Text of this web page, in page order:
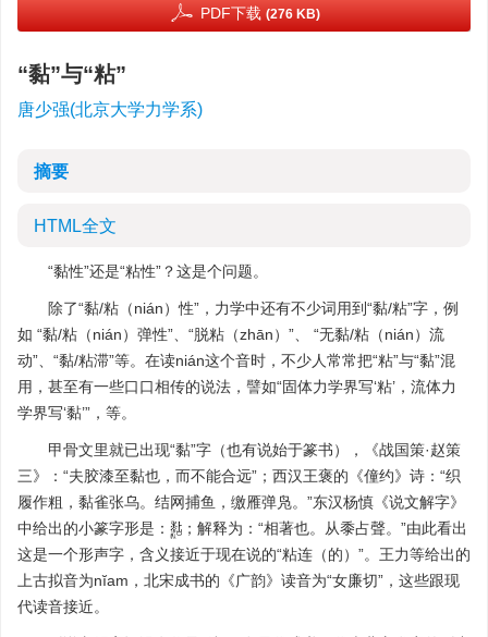
PDF下载 (276 KB)
“黏”与“粘”
唐少强(北京大学力学系)
摘要
HTML全文
“黏性”还是“粘性”？这是个问题。
除了“黏/粘（nián）性”，力学中还有不少词用到“黏/粘”字，例
如 “黏/粘（nián）弹性”、“脱粘（zhān）”、 “无黏/粘（nián）流
动”、“黏/粘滞”等。在读nián这个音时，不少人常常把“粘”与“黏”混
用，甚至有一些口口相传的说法，譬如“固体力学界写‘粘’，流体力
学界写‘黏’”，等。
甲骨文里就已出现“黏”字（也有说始于篆书），《战国策·赵策
三》：“夫胶漆至黏也，而不能合远”；西汉王褒的《僮约》诗：“织
履作粗，黏雀张乌。结网捕鱼，缴雁弹凫。”东汉杨慎《说文解字》
中给出的小篆字形是：
；解释为：“相著也。从黍占聲。”由此看出
这是一个形声字，含义接近于现在说的“粘连（的）”。王力等给出的
上古拟音为nĭam，北宋成书的《广韵》读音为“女廉切”，这些跟现
代读音接近。